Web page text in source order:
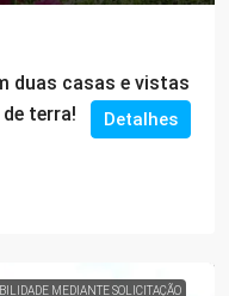
duas casas e vistas
terra!
Detalhes
MEDIANTE SOLICITAÇÃO